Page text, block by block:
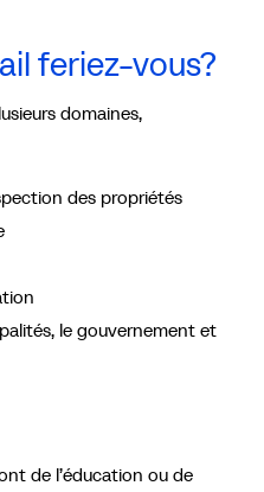
feriez-vous?
domaines,
des propriétés
le gouvernement et
de l’éducation ou de